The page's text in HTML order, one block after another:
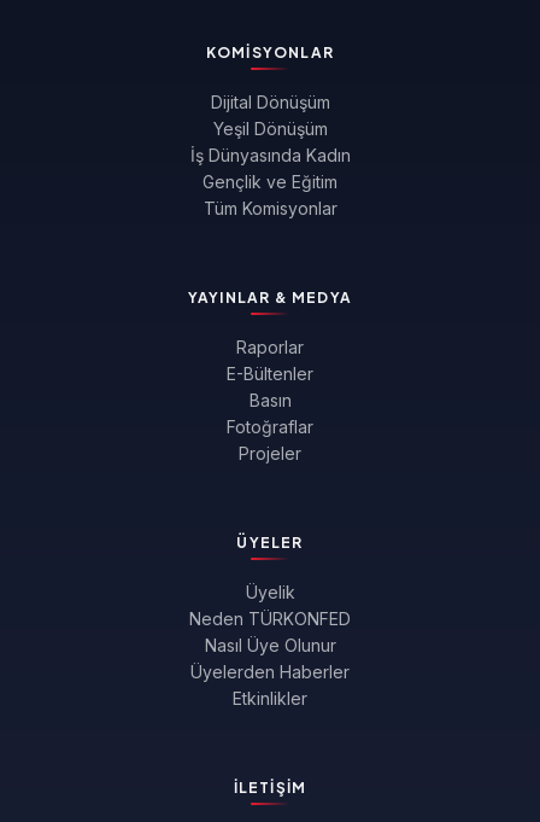
KOMISYONLAR
Dijital Dönüşüm
Yeşil Dönüşüm
İş Dünyasında Kadın
Gençlik ve Eğitim
Tüm Komisyonlar
YAYINLAR & MEDYA
Raporlar
E-Bültenler
Basın
Fotoğraflar
Projeler
ÜYELER
Üyelik
Neden TÜRKONFED
Nasıl Üye Olunur
Üyelerden Haberler
Etkinlikler
İLETIŞIM